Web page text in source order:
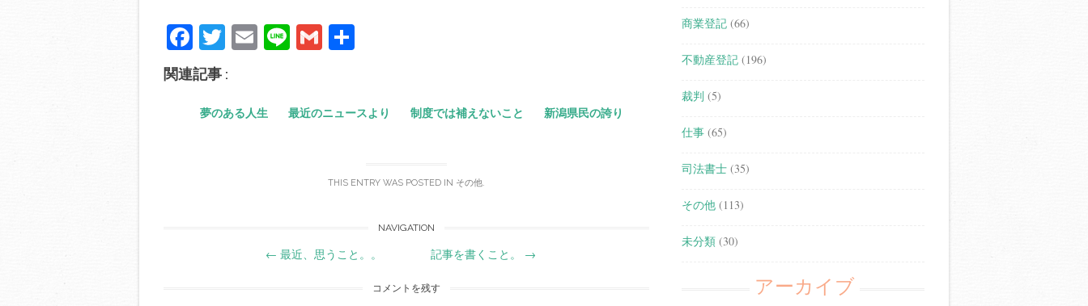
Fa
ce
bo
ok
T
wi
tte
r
E Li G
関連記事 :
夢のある人生 最近のニュースより 制度では補えないこと 新潟県民の誇り
THIS ENTRY WAS POSTED IN その他.
NAVIGATION
← 最近、思うこと。。 記事を書くこと。 →
コメントを残す
商業登記 (66)
不動産登記 (196)
裁判 (5)
仕事 (65)
司法書士 (35)
その他 (113)
未分類 (30)
アーカイブ